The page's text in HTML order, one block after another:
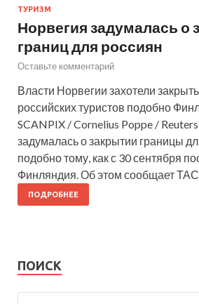
ТУРИЗМ
Норвегия задумалась о
границ для россиян
Оставьте комментарий
Власти Норвегии захотели
российских туристов подобно
SCANPIX / Cornelius Poppe /
задумалась о закрытии границы
подобно тому, как с 30 сентября
Финляндия. Об этом сообщает
ПОДРОБНЕЕ
ПОИСК